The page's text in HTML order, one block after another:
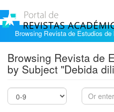
Browsing Revista de Estudios
Browsing Revista de
by Subject "Debida